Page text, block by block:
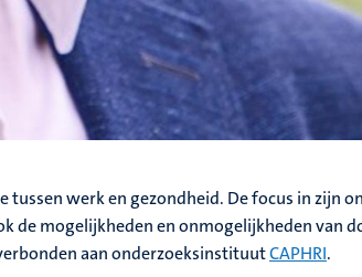
werk en gezondheid. De focus in zijn
de mogelijkheden en onmogelijkheden van
aan onderzoeksinstituutCAPHRI.